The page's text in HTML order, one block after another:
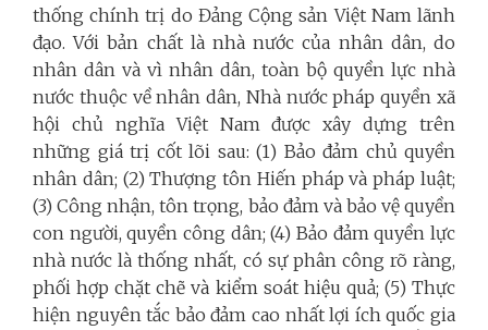
thống chính trị do Đảng Cộng sản Việt Nam lãnh
đạo. Với bản chất là nhà nước của nhân dân, do
nhân dân và vì nhân dân, toàn bộ quyền lực nhà
nước thuộc về nhân dân, Nhà nước pháp quyền xã
hội chủ nghĩa Việt Nam được xây dựng trên
những giá trị cốt lõi sau: (1) Bảo đảm chủ quyền
nhân dân; (2) Thượng tôn Hiến pháp và pháp luật;
(3) Công nhận, tôn trọng, bảo đảm và bảo vệ quyền
con người, quyền công dân; (4) Bảo đảm quyền lực
nhà nước là thống nhất, có sự phân công rõ ràng,
phối hợp chặt chẽ và kiểm soát hiệu quả; (5) Thực
hiện nguyên tắc bảo đảm cao nhất lợi ích quốc gia